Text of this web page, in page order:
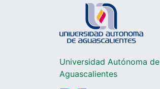
Universidad Autónoma de
Aguascalientes